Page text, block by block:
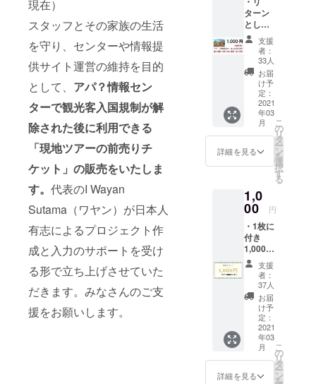
現在）
スタッフとその家族の生活
を守り、センターや情報提
供サイト運営の維持を目的
として、 アパ？情報セン
ターで観光客入国規制が解
除された後に利用できる
「現地ツアーの前売りチ
ケット」の販売をいたしま
す。 代表のI Wayan
Sutama（ワヤン）が日本人
有志によるプロジェクト作
成と入力のサポートを受け
る形で立ち上げさせていた
だきます。みなさんのご支
援をお願いします。
皆さんの来
バリをお待
ちしていま
す。
※新しいブロ
ジェクト準
備のため一
部情報が変
更されてい
ますが、旧
トオーナー
のリターン
は今後もす
べて有効で
ターン
として
お礼の
メッ
セージ
をメー
ルにて
送らせ
ていた
だきま
す。 ツ
アーな
どのリ
ターン
が不要
バリに
渡航予
定のな
い方は
こちら
をご選
択くだ
さい。
住所・
氏名・
電話番
号の個
人情報
記入不
要で
す。 差
し支え
支援
者：
33人
お届
け予
定：
2021
年03
月
詳細を見る
こ
の
リ
タ
ー
ン
を
選
択
す
る
1,0
00 円
・1枚に
付き
1,000円
分のア
パ？専
用前売
り金券
チケッ
トで
す。複
数枚の
購入が
可能で
す。ま
支援
者：
37人
お届
け予
定：
2021
年03
月
詳細を見る
こ
の
リ
タ
ー
ン
を